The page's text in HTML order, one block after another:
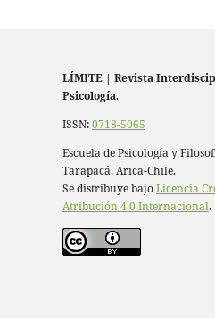
LÍMITE | Revista
Psicología.
ISSN:0718-5065
Escuela de Psicología y
Tarapacá, Arica-Chile.
Se distribuye bajoLicencia
Atribución 4.0 Internacional.